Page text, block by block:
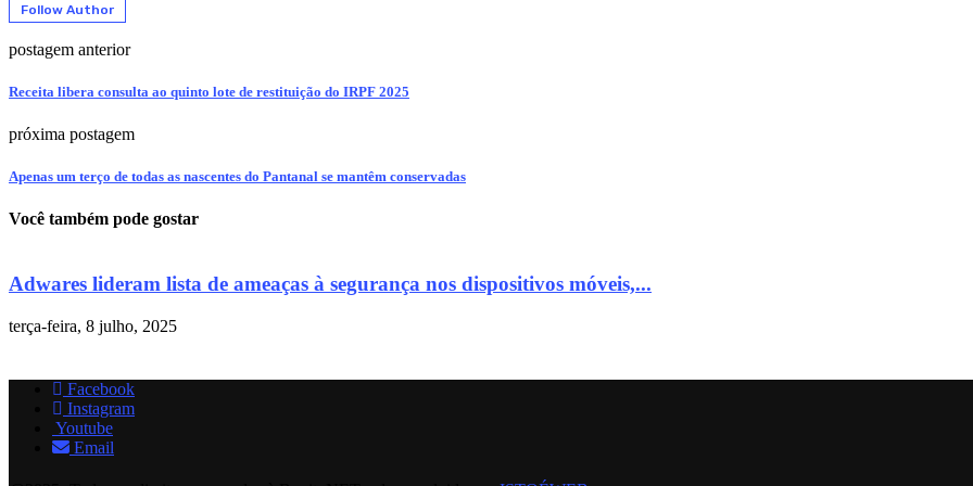
Follow Author
postagem anterior
Receita libera consulta ao quinto lote de restituição do IRPF 2025
próxima postagem
Apenas um terço de todas as nascentes do Pantanal se mantêm conservadas
Você também pode gostar
Adwares lideram lista de ameaças à segurança nos dispositivos móveis,...
terça-feira, 8 julho, 2025
Facebook
Instagram
Youtube
Email